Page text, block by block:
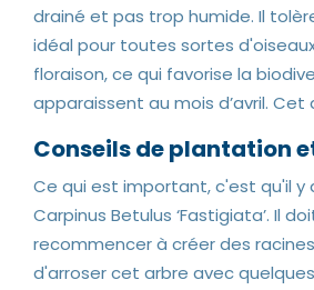
drainé et pas trop humide. Il
idéal pour toutes sortes
floraison, ce qui favorise la
apparaissent au mois d’avril.
Conseils de plantation
Ce qui est important, c'est qu'il y
Carpinus Betulus ‘Fastigiata’. Il
recommencer à créer des
d'arroser cet arbre avec